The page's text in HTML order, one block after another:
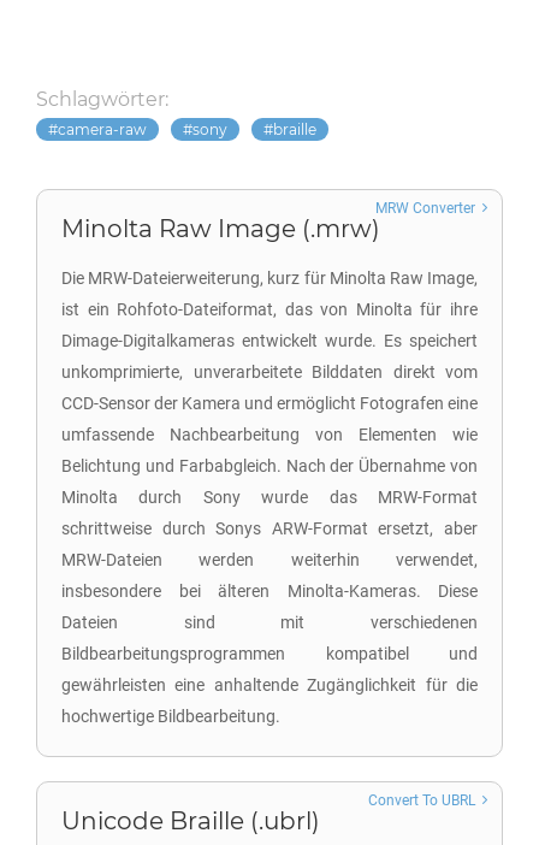
Schlagwörter:
camera-raw sony braille
Minolta Raw Image (.mrw)
Die MRW-Dateierweiterung, kurz für Minolta Raw Image,
ist ein Rohfoto-Dateiformat, das von Minolta für ihre
Dimage-Digitalkameras entwickelt wurde. Es speichert
unkomprimierte, unverarbeitete Bilddaten direkt vom
CCD-Sensor der Kamera und ermöglicht Fotografen eine
umfassende Nachbearbeitung von Elementen wie
Belichtung und Farbabgleich. Nach der Übernahme von
Minolta durch Sony wurde das MRW-Format
schrittweise durch Sonys ARW-Format ersetzt, aber
MRW-Dateien werden weiterhin verwendet,
insbesondere bei älteren Minolta-Kameras. Diese
Dateien sind mit verschiedenen
Bildbearbeitungsprogrammen kompatibel und
gewährleisten eine anhaltende Zugänglichkeit für die
hochwertige Bildbearbeitung.
MRW Converter
Unicode Braille (.ubrl)
Convert To UBRL